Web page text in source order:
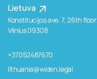
Lietuva
Konstitucijos ave. 7, 26th floor
Vilnius 09308
+37052487670
lithuania@widen.legal